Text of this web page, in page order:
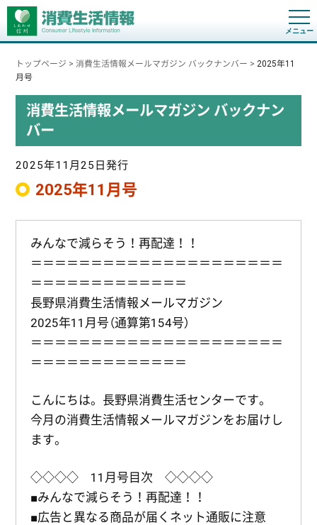
t
o
g
a
トップページ >消費生活情報メールマガジン バックナンバー >2025年11
月号
消費生活情報メールマガジン バックナン
バー
2025年11月25日発行
2025年11月号
みんなで減らそう！再配達！！
＝＝＝＝＝＝＝＝＝＝＝＝＝＝＝＝＝＝＝＝＝
＝＝＝＝＝＝＝＝＝＝＝＝＝
長野県消費生活情報メールマガジン
2025年11月号（通算第154号）
＝＝＝＝＝＝＝＝＝＝＝＝＝＝＝＝＝＝＝＝＝
＝＝＝＝＝＝＝＝＝＝＝＝＝
こんにちは。長野県消費生活センターです。
今月の消費生活情報メールマガジンをお届けし
ます。
◇◇◇◇ 11月号目次 ◇◇◇◇
■みんなで減らそう！再配達！！
■広告と異なる商品が届くネット通販に注意